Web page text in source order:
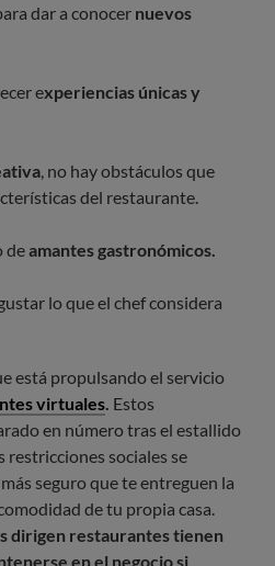
dar a conocer nuevos
experiencias únicas y
, no hay obstáculos que
del restaurante.
deamantes gastronómicos.
lo que el chef considera
está propulsando el servicio
virtuales. Estos
en número tras el estallido
restricciones sociales se
seguro que te entreguen la
de tu propia casa.
dirigen restaurantes tienen
en el negocio si